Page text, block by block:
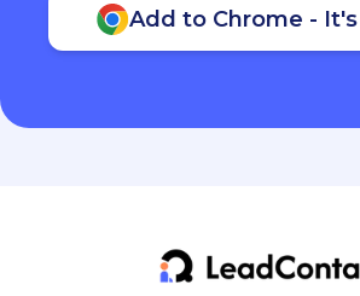
Add to Chrome -